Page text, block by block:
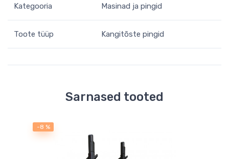
Kategooria Masinad ja pingid
Toote tüüp Kangitõste pingid
Sarnased tooted
-8 %